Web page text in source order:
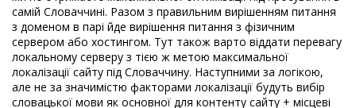
самій Словаччині. Разом з правильним вирішенням питання
з доменом в парі йде вирішення питання з фізичним
сервером або хостингом. Тут також варто віддати перевагу
локальному серверу з тією ж метою максимальної
локалізації сайту під Словаччину. Наступними за логікою,
але не за значимістю факторами локалізації будуть вибір
словацької мови як основної для контенту сайту + місцеві